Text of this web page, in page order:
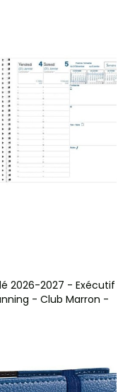
2026-2027 - Exécutif
- Club Marron -